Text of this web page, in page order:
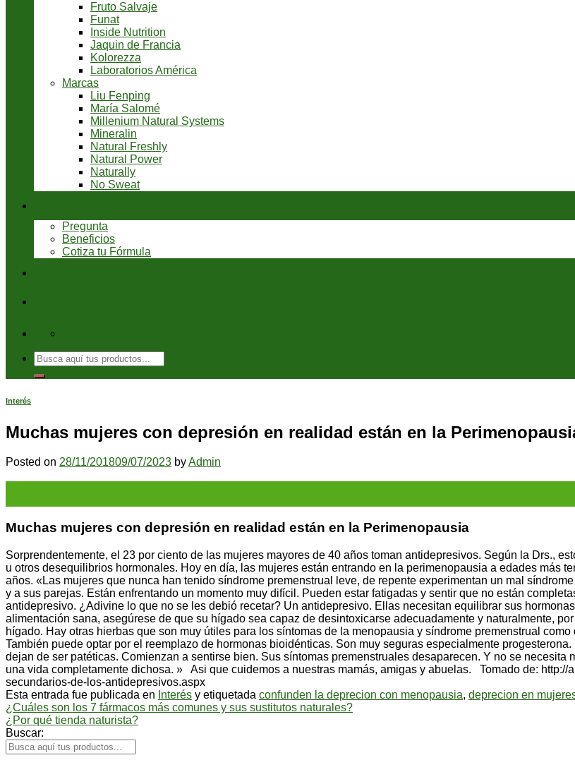
Fruto Salvaje
Funat
Inside Nutrition
Jaquin de Francia
Kolorezza
Laboratorios América
Marcas
Liu Fenping
María Salomé
Millenium Natural Systems
Mineralin
Natural Freshly
Natural Power
Naturally
No Sweat
Pregunta
Beneficios
Cotiza tu Fórmula
Buscar
por:
Interés
Muchas mujeres con depresión en realidad están en la
Posted on 28/11/201809/07/2023 byAdmin
Muchas mujeres con depresión en realidad están en la Perimenopausia
Sorprendentemente, el 23 por ciento de las mujeres mayores de 40 años toman antidepresivos. Según la Drs.,
u otros desequilibrios hormonales. Hoy en día, las mujeres están entrando en la perimenopausia a edades más
años. «Las mujeres que nunca han tenido síndrome premenstrual leve, de repente experimentan un mal
y a sus parejas. Están enfrentando un momento muy difícil. Pueden estar fatigadas y sentir que no están
antidepresivo. ¿Adivine lo que no se les debió recetar? Un antidepresivo. Ellas necesitan equilibrar sus
alimentación sana, asegúrese de que su hígado sea capaz de desintoxicarse adecuadamente y naturalmente,
hígado. Hay otras hierbas que son muy útiles para los síntomas de la menopausia y síndrome premenstrual
También puede optar por el reemplazo de hormonas bioidénticas. Son muy seguras especialmente
dejan de ser patéticas. Comienzan a sentirse bien. Sus síntomas premenstruales desaparecen. Y no se
una vida completamente dichosa. » Asi que cuidemos a nuestras mamás, amigas y abuelas. Tomado de:
secundarios-de-los-antidepresivos.aspx
Esta entrada fue publicada en Interés y etiquetada confunden la deprecion con menopausia, deprecion en
¿Cuáles son los 7 fármacos más comunes y sus sustitutos naturales?
¿Por qué tienda naturista?
Buscar: